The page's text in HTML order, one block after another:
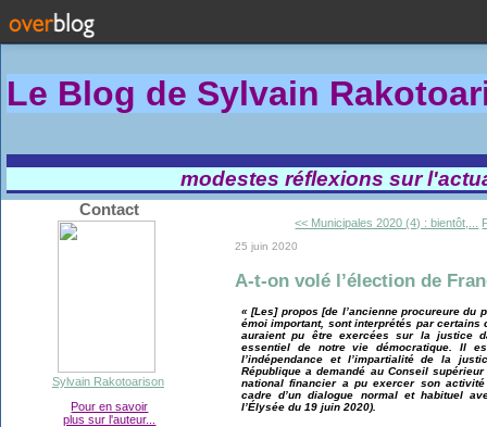
Le Blog de Sylvain Rakotoa
modestes réflexions sur
Contact
Sylvain Rakotoarison
Pour en savoir
plus sur l'auteur...
<< Municipales 2020 (4) : bientôt,...
25 juin 2020
A-t-on volé l’élection de
« [Les] propos [de l’ancienne procureure du
émoi important, sont interprétés par certains
auraient pu être exercées sur la justice
essentiel de notre vie démocratique. Il
l’indépendance et l’impartialité de la
République a demandé au Conseil
national financier a pu exercer son
cadre d’un dialogue normal et habituel
l’Élysée du 19 juin 2020).